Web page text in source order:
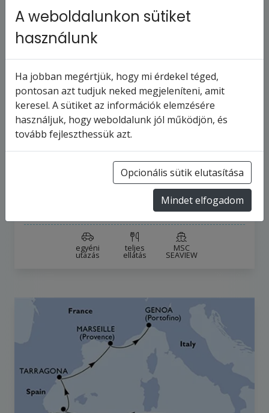
MSC SEAVIEW - Franciaország,
Olaszország, Spanyolország (a
napos hajóútFranciaország
turnus2026.8.14-tól
368 520 Ft-tól
egyéni
utazás
teljes
ellátás
MSC
SEAVIEW
A weboldalunkon sütiket
használunk
Ha jobban megértjük, hogy mi érdekel téged,
pontosan azt tudjuk neked megjeleníteni, amit
keresel. A sütiket az információk elemzésére
használjuk, hogy weboldalunk jól működjön, és
tovább fejleszthessük azt.
Opcionális sütik elutasítása
Mindet elfogadom